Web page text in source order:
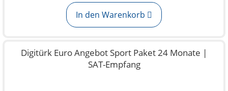
In den Warenkorb
Digitürk Euro Angebot Sport Paket 24 Monate |
SAT-Empfang